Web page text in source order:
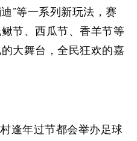
”等一系列新玩法，赛
节、西瓜节、香羊节等
大舞台，全民狂欢的嘉
逢年过节都会举办足球